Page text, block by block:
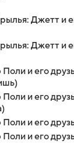
Джетт и
Джетт и
Поли и его
и его
и его
Поли и его